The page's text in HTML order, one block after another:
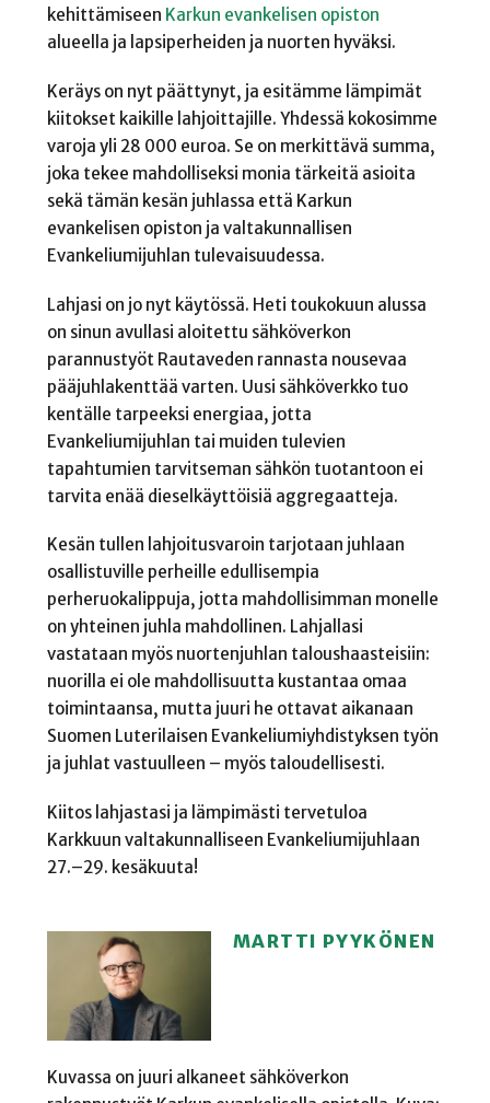
kehittämiseen Karkun evankelisen opiston
alueella ja lapsiperheiden ja nuorten hyväksi.
Keräys on nyt päättynyt, ja esitämme lämpimät
kiitokset kaikille lahjoittajille. Yhdessä kokosimme
varoja yli 28 000 euroa. Se on merkittävä summa,
joka tekee mahdolliseksi monia tärkeitä asioita
sekä tämän kesän juhlassa että Karkun
evankelisen opiston ja valtakunnallisen
Evankeliumijuhlan tulevaisuudessa.
Lahjasi on jo nyt käytössä. Heti toukokuun alussa
on sinun avullasi aloitettu sähköverkon
parannustyöt Rautaveden rannasta nousevaa
pääjuhlakenttää varten. Uusi sähköverkko tuo
kentälle tarpeeksi energiaa, jotta
Evankeliumijuhlan tai muiden tulevien
tapahtumien tarvitseman sähkön tuotantoon ei
tarvita enää dieselkäyttöisiä aggregaatteja.
Kesän tullen lahjoitusvaroin tarjotaan juhlaan
osallistuville perheille edullisempia
perheruokalippuja, jotta mahdollisimman monelle
on yhteinen juhla mahdollinen. Lahjallasi
vastataan myös nuortenjuhlan taloushaasteisiin:
nuorilla ei ole mahdollisuutta kustantaa omaa
toimintaansa, mutta juuri he ottavat aikanaan
Suomen Luterilaisen Evankeliumiyhdistyksen työn
ja juhlat vastuulleen – myös taloudellisesti.
Kiitos lahjastasi ja lämpimästi tervetuloa
Karkkuun valtakunnalliseen Evankeliumijuhlaan
27.–29. kesäkuuta!
MARTTI PYYKÖNEN
Kuvassa on juuri alkaneet sähköverkon